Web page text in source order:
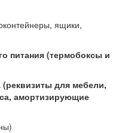
ящики,
питания (термобоксы и
для мебели,
амортизирующие